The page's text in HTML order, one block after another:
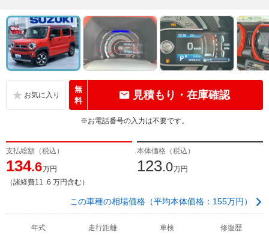
無
料
見積もり・在庫確認
※お電話番号の入力は不要です。
支払総額（税込）
134.6万円
（諸経費11 .6 万円含む）
本体価格（税込）
123.0万円
この車種の相場価格（平均本体価格：155万円）
年式 走行距離
車検
修復歴